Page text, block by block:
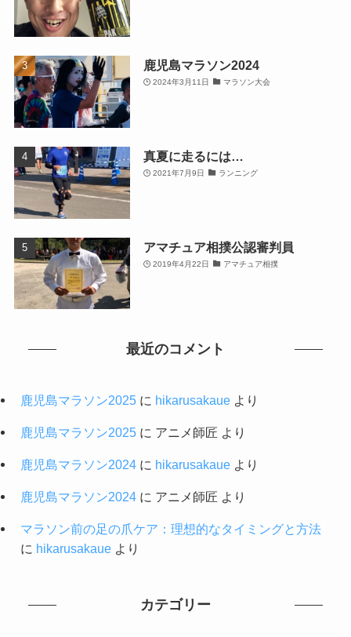
鹿児島マラソン2024
2024年3月11日 マラソン大会
真夏に走るには…
2021年7月9日 ランニング
アマチュア相撲公認審判員
2019年4月22日 アマチュア相撲
最近のコメント
鹿児島マラソン2025に hikarusakaueより
鹿児島マラソン2025に アニメ師匠 より
鹿児島マラソン2024に hikarusakaueより
鹿児島マラソン2024に アニメ師匠 より
マラソン前の足の爪ケア：理想的なタイミングと方法
に hikarusakaueより
カテゴリー